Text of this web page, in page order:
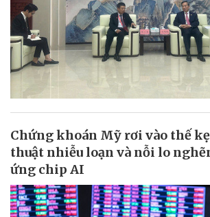
Chứng khoán Mỹ rơi vào thế
thuật nhiễu loạn và nỗi lo
ứng chip AI